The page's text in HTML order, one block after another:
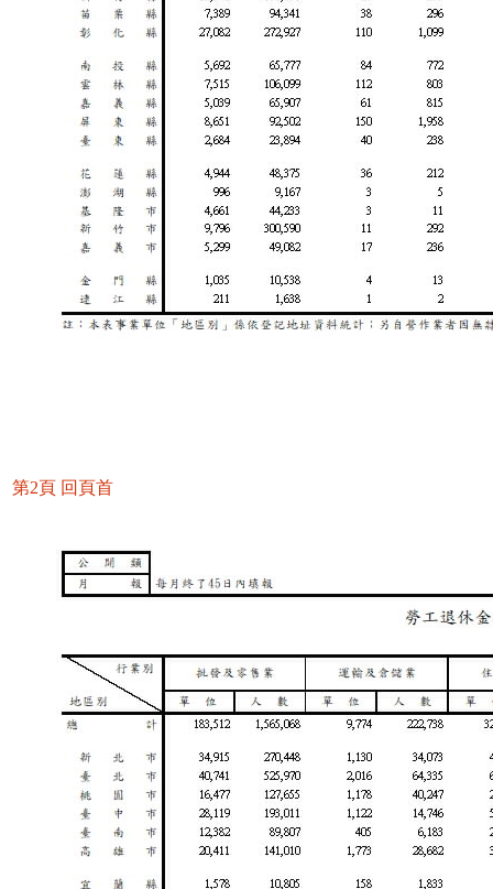
第2頁 回頁首